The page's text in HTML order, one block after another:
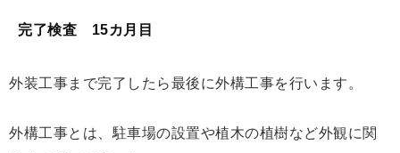
完了検査 15カ月目
外装工事まで完了したら最後に外構工事を行います。
外構工事とは、駐車場の設置や植木の植樹など外観に関